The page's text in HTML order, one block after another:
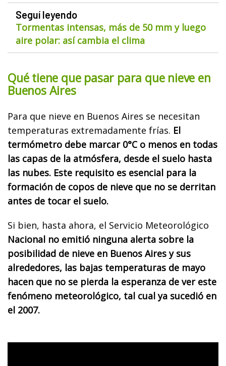
Seguí leyendo
Tormentas intensas, más de 50 mm y luego
aire polar: así cambia el clima
Qué tiene que pasar para que nieve en
Buenos Aires
Para que nieve en Buenos Aires se necesitan
temperaturas extremadamente frías. El
termómetro debe marcar 0°C o menos en todas
las capas de la atmósfera, desde el suelo hasta
las nubes. Este requisito es esencial para la
formación de copos de nieve que no se derritan
antes de tocar el suelo.
Si bien, hasta ahora, el Servicio Meteorológico
Nacional no emitió ninguna alerta sobre la
posibilidad de nieve en Buenos Aires y sus
alrededores, las bajas temperaturas de mayo
hacen que no se pierda la esperanza de ver este
fenómeno meteorológico, tal cual ya sucedió en
el 2007.